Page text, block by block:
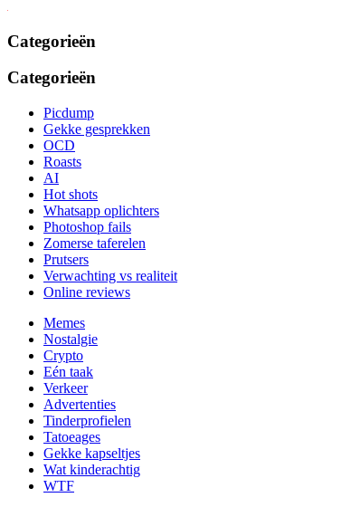
Categorieën
Categorieën
Picdump
Gekke gesprekken
OCD
Roasts
AI
Hot shots
Whatsapp oplichters
Photoshop fails
Zomerse taferelen
Prutsers
Verwachting vs realiteit
Online reviews
Memes
Nostalgie
Crypto
Eén taak
Verkeer
Advertenties
Tinderprofielen
Tatoeages
Gekke kapseltjes
Wat kinderachtig
WTF